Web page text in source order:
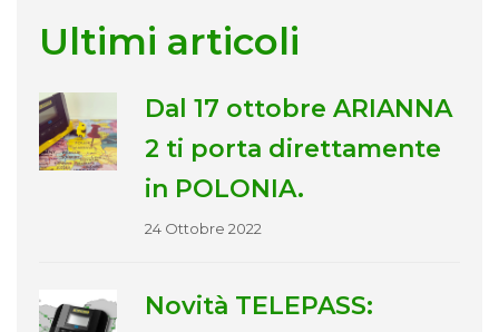
Ultimi articoli
Dal 17 ottobre ARIANNA
2 ti porta direttamente
in POLONIA.
24 Ottobre 2022
Novità TELEPASS: